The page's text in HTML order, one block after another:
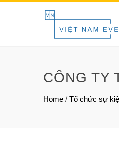
CÔNG TY
Home / Tổ chức sự